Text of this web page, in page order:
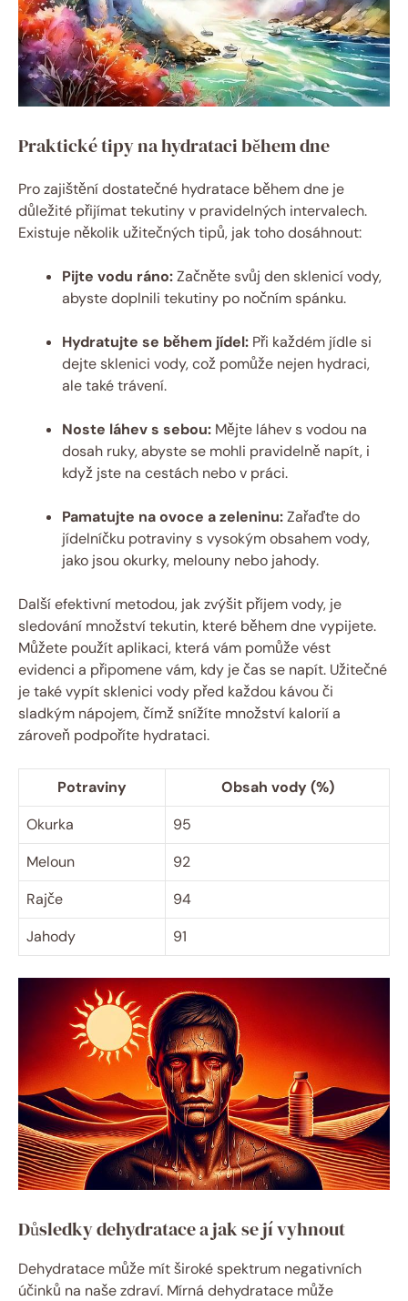
Praktické tipy na hydrataci během dne
Pro zajištění dostatečné hydratace během dne je
důležité přijímat tekutiny v pravidelných intervalech.
Existuje několik užitečných tipů, jak toho dosáhnout:
Pijte vodu ráno:Začněte svůj den sklenicí vody,
abyste doplnili tekutiny po nočním spánku.
Hydratujte se během jídel: Při každém jídle si
dejte sklenici vody, což pomůže nejen hydraci,
ale také trávení.
Noste láhev s sebou: Mějte láhev s vodou na
dosah ruky, abyste se mohli pravidelně napít, i
když jste na cestách nebo v práci.
Pamatujte na ovoce a zeleninu:Zařaďte do
jídelníčku potraviny s vysokým obsahem vody,
jako jsou okurky, melouny nebo jahody.
Další efektivní metodou, jak zvýšit příjem vody, je
sledování množství tekutin, které během dne vypijete.
Můžete použít aplikaci, která vám pomůže vést
evidenci a připomene vám, kdy je čas se napít. Užitečné
je také vypít sklenici vody před každou kávou či
sladkým nápojem, čímž snížíte množství kalorií a
zároveň podpoříte hydrataci.
Potraviny
Obsah vody (%)
Okurka
95
Meloun
92
Rajče
94
Jahody
91
Důsledky dehydratace a jak se jí vyhnout
Dehydratace může mít široké spektrum negativních
účinků na naše zdraví. Mírná dehydratace může